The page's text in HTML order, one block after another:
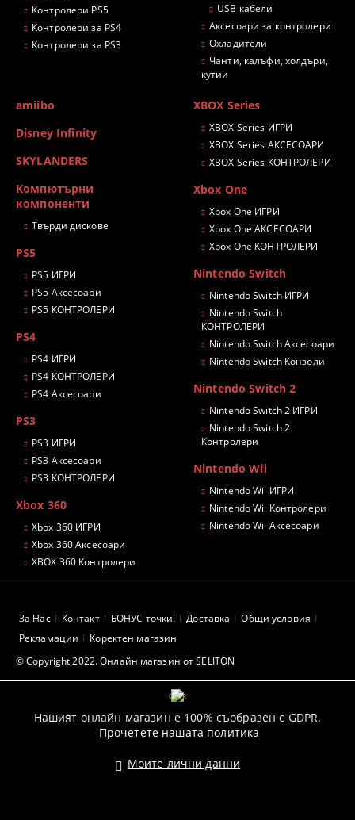
Контролери PS5
Контролери за PS4
Контролери за PS3
USB кабели
Аксесоари за контролери
Охладители
Чанти, калъфи, холдъри,
кутии
amiibo
Disney Infinity
SKYLANDERS
Компютърни
компоненти
Твърди дискове
PS5
PS5 ИГРИ
PS5 Аксесоари
PS5 КОНТРОЛЕРИ
PS4
PS4 ИГРИ
PS4 КОНТРОЛЕРИ
PS4 Аксесоари
PS3
PS3 ИГРИ
PS3 Аксесоари
PS3 КОНТРОЛЕРИ
Xbox 360
Xbox 360 ИГРИ
Xbox 360 Аксесоари
XBOX 360 Контролери
XBOX Series
XBOX Series ИГРИ
XBOX Series АКСЕСОАРИ
XBOX Series КОНТРОЛЕРИ
Xbox One
Xbox One ИГРИ
Xbox One АКСЕСОАРИ
Xbox One КОНТРОЛЕРИ
Nintendo Switch
Nintendo Switch ИГРИ
Nintendo Switch
КОНТРОЛЕРИ
Nintendo Switch Аксесоари
Nintendo Switch Конзоли
Nintendo Switch 2
Nintendo Switch 2 ИГРИ
Nintendo Switch 2
Контролери
Nintendo Wii
Nintendo Wii ИГРИ
Nintendo Wii Контролери
Nintendo Wii Аксесоари
© Copyright 2022. Онлайн магазин от SELITON
За Нас Контакт БОНУС точки! Доставка
Общи условия
Рекламации
Коректен магазин
GDPR
Нашият онлайн магазин е 100% съобразен с GDPR.
Прочетете нашата политика
Моите лични данни